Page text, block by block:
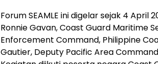
Forum SEAMLE ini digelar sejak 4 April
Ronnie Gavan, Coast Guard Maritime
Enforcement Command, Philippine
Gautier, Deputy Pacific Area